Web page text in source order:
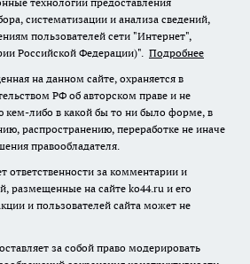
систематизации и анализа сведений,
пользователей сети "Интернет",
Российской Федерации)". Подробнее
на данном сайте, охраняется в
РФ об авторском праве и не
кем-либо в какой бы то ни было форме, в
распространению, переработке не иначе
правообладателя.
ответственности за комментарии и
размещенные на сайте ko44.ru и его
и пользователей сайта может не
за собой право модерировать